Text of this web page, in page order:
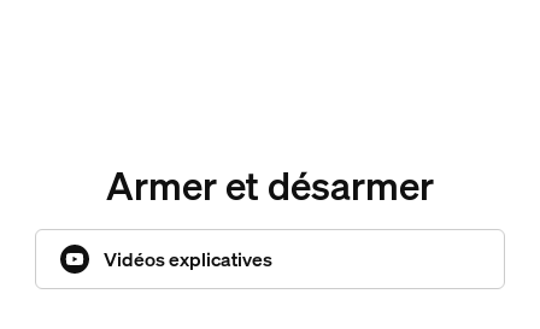
Armer et désarmer
Vidéos explicatives